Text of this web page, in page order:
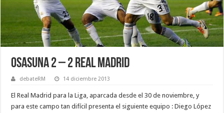
Osasuna 2 – 2 Real Madrid
debateRM 14 diciembre 2013
El Real Madrid para la Liga, aparcada desde el 30 de noviembre, y
para este campo tan difícil presenta el siguiente equipo : Diego López